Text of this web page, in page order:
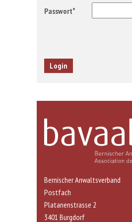
Passwort*
Bernischer Anwaltsverband
Postfach
Platanenstrasse 2
3401 Burgdorf